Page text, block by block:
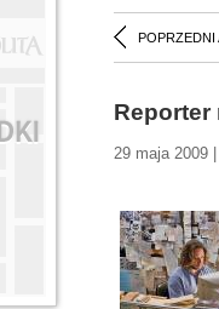
POPRZEDNI
Reporter
29 maja 2009